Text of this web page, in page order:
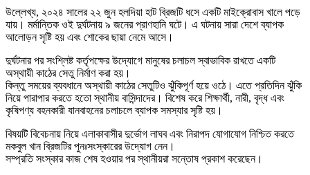
উল্লেখ্য, ২০২৪ সালের ২২ জুন হলদিয়া হাট ব্রিজটি ধসে একটি মাইক্রোবাস খালে পড়ে
যায়। মর্মান্তিক ওই দুর্ঘটনায় ৯ জনের প্রাণহানি ঘটে। এ ঘটনায় সারা দেশে ব্যাপক
আলোড়ন সৃষ্টি হয় এবং শোকের ছায়া নেমে আসে।
দুর্ঘটনার পর সংশ্লিষ্ট কর্তৃপক্ষের উদ্যোগে মানুষের চলাচল স্বাভাবিক রাখতে একটি
অস্থায়ী কাঠের সেতু নির্মাণ করা হয়।
কিন্তু সময়ের ব্যবধানে অস্থায়ী কাঠের সেতুটিও ঝুঁকিপূর্ণ হয়ে ওঠে। এতে প্রতিদিন ঝুঁকি
নিয়ে পারাপার করতে হতো স্থানীয় বাসিন্দাদের। বিশেষ করে শিক্ষার্থী, নারী, বৃদ্ধ এবং
কৃষিপণ্য বহনকারী যানবাহনের চলাচলে ব্যাপক সমস্যার সৃষ্টি হয়।
বিষয়টি বিবেচনায় নিয়ে এলাকাবাসীর দুর্ভোগ লাঘব এবং নিরাপদ যোগাযোগ নিশ্চিত করতে
মকবুল খান ব্রিজটির পুনঃসংস্কারের উদ্যোগ নেন।
সম্প্রতি সংস্কার কাজ শেষ হওয়ার পর স্থানীয়রা সন্তোষ প্রকাশ করেছেন।